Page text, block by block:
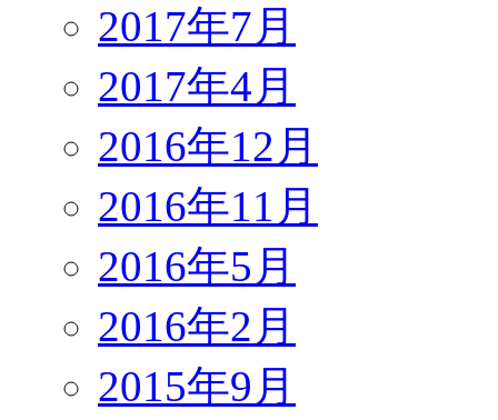
2017年7月
2017年4月
2016年12月
2016年11月
2016年5月
2016年2月
2015年9月